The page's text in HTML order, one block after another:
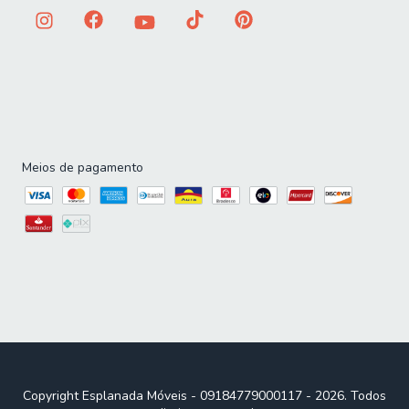
Meios de pagamento
Copyright Esplanada Móveis - 09184779000117 - 2026. Todos